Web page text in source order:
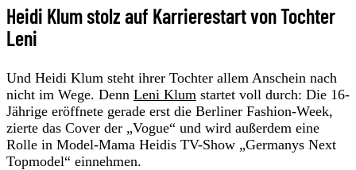
Heidi Klum stolz auf Karrierestart von Tochter
Leni
Und Heidi Klum steht ihrer Tochter allem Anschein nach
nicht im Wege. Denn Leni Klum startet voll durch: Die 16-
Jährige eröffnete gerade erst die Berliner Fashion-Week,
zierte das Cover der „Vogue“ und wird außerdem eine
Rolle in Model-Mama Heidis TV-Show „Germanys Next
Topmodel“ einnehmen.